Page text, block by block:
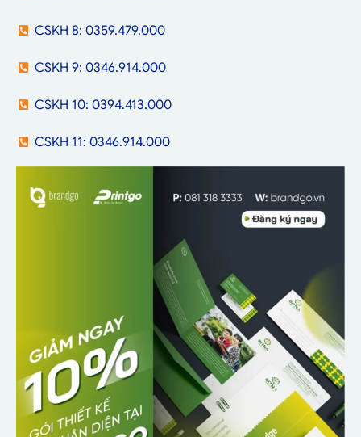
CSKH 8: 0359.479.000
CSKH 9: 0346.914.000
CSKH 10: 0394.413.000
CSKH 11: 0346.914.000